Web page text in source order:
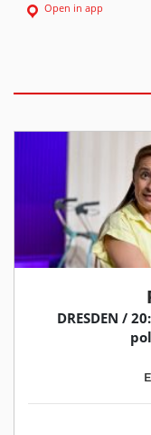
Open in app
DRESDEN /